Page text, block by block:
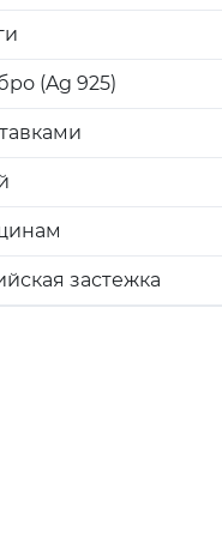
(Ag 925)
застежка